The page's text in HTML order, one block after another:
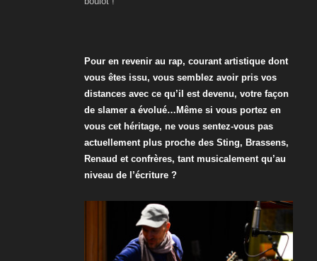
Pour en revenir au rap, courant artistique dont
vous êtes issu, vous semblez avoir pris vos
distances avec ce qu’il est devenu, votre façon
de slamer a évolué…Même si vous portez en
vous cet héritage, ne vous sentez-vous pas
actuellement plus proche des Sting, Brassens,
Renaud et confrères, tant musicalement qu’au
niveau de l’écriture ?